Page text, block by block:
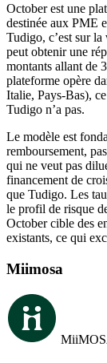
October est une
destinée aux PME
Tudigo, c’est sur
peut obtenir une
montants allant de
plateforme opère
Italie, Pays-Bas),
Tudigo n’a pas.
Le modèle est
remboursement,
qui ne veut pas
financement de
que Tudigo. Les
le profil de risque
October cible des
existants, ce qui
Miimosa